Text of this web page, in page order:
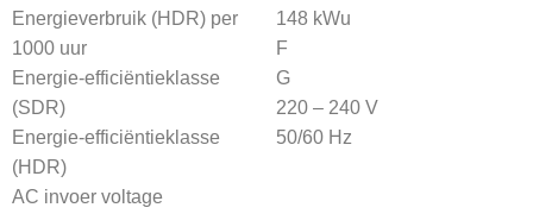
Energieverbruik (HDR) per
1000 uur
Energie-efficiëntieklasse
(SDR)
Energie-efficiëntieklasse
(HDR)
AC invoer voltage
148 kWu
F
G
220 – 240 V
50/60 Hz